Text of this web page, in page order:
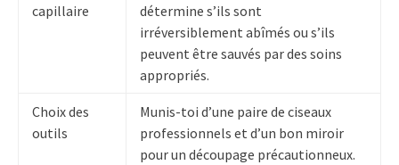
capillaire
détermine s’ils sont
irréversiblement abîmés ou s’ils
peuvent être sauvés par des soins
appropriés.
Choix des
outils
Munis-toi d’une paire de ciseaux
professionnels et d’un bon miroir
pour un découpage précautionneux.